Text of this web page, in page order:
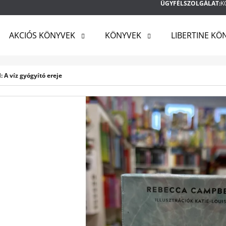
ÜGYFÉLSZOLGÁLAT:
AKCIÓS KÖNYVEK KÖNYVEK LIBERTINE
A víz gyógyító ereje
KERESÉS
AJÁNLJUK